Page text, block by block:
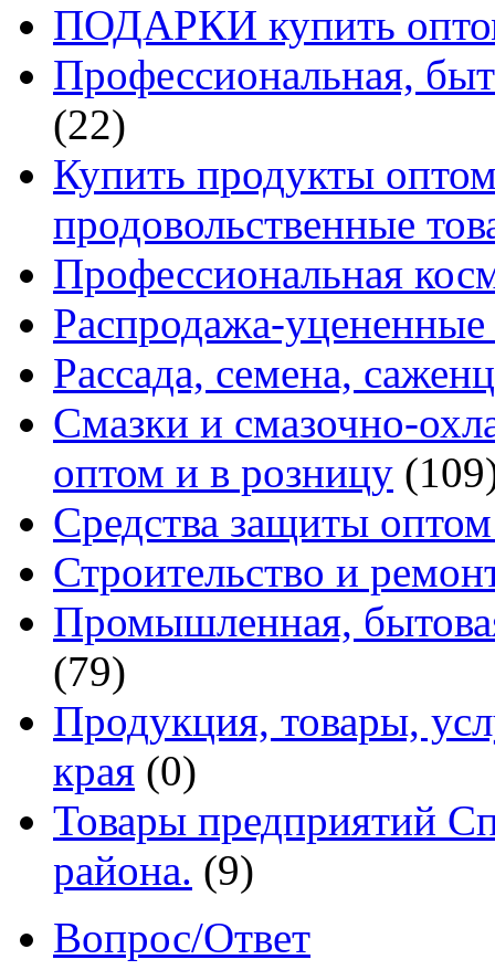
ПОДАРКИ купить
Профессиональная,
(22)
Купить продукты
продовольственные
Профессиональная
Распродажа-уцененные
Рассада, семена,
Смазки и смазочно-
оптом и в розницу
Средства защиты
Строительство и
Промышленная,
(79)
Продукция, товары,
края (0)
Товары предприятий
района. (9)
Вопрос/Ответ